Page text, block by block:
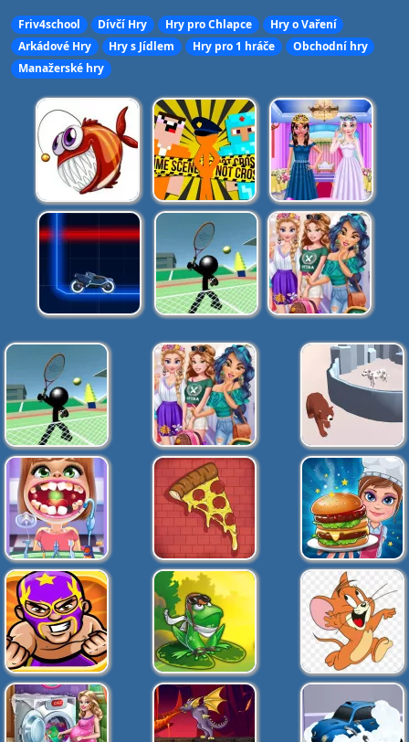
Friv4school Dívčí Hry Hry pro Chlapce
Hry o Vaření
Arkádové Hry
Hry s Jídlem Hry pro 1 hráče
Obchodní hry
Manažerské hry